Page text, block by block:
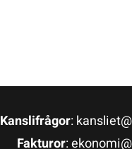
Kanslifrågor:
Fakturor: